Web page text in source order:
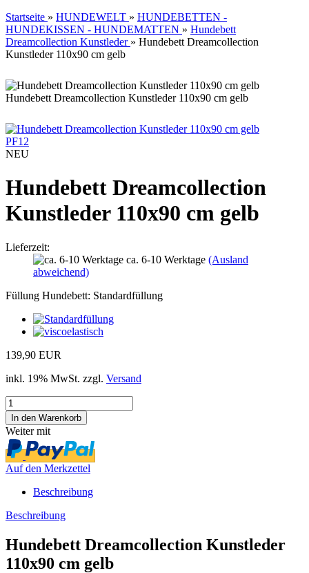
Startseite » HUNDEWELT » HUNDEBETTEN -
HUNDEKISSEN - HUNDEMATTEN » Hundebett
Dreamcollection Kunstleder » Hundebett Dreamcollection
Kunstleder 110x90 cm gelb
Hundebett Dreamcollection Kunstleder 110x90 cm gelb
PF12
NEU
Hundebett Dreamcollection
Kunstleder 110x90 cm gelb
Lieferzeit:
ca. 6-10 Werktage (Ausland
abweichend)
Füllung Hundebett: Standardfüllung
139,90 EUR
inkl. 19% MwSt. zzgl. Versand
Weiter mit
Auf den Merkzettel
Beschreibung
Beschreibung
Hundebett Dreamcollection Kunstleder
110x90 cm gelb